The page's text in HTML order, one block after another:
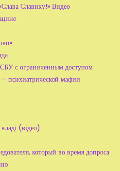
Славику!» Видео
с ограниченным доступом
психиатрической мафии
(відео)
который во время допроса